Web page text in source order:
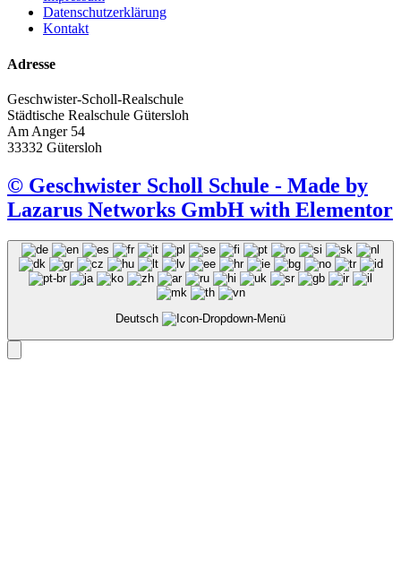
Datenschutzerklärung
Kontakt
Adresse
Geschwister-Scholl-Realschule
Städtische Realschule Gütersloh
Am Anger 54
33332 Gütersloh
© Geschwister Scholl Schule - Made by
Lazarus Networks GmbH with Elementor
Deutsch